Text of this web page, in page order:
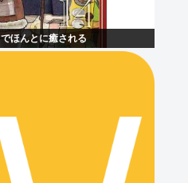
ほんとに癒される